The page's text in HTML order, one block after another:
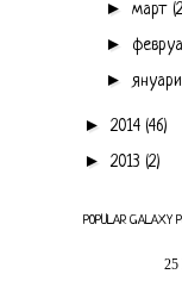
► март
►
► януари
► 2014 (46)
► 2013 (2)
POPULAR GALAXY